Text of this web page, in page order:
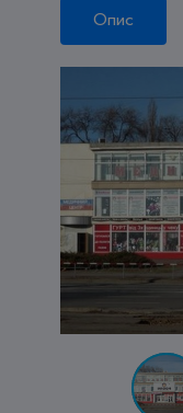
Опис